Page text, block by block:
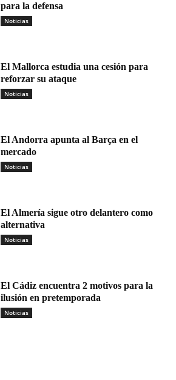
para la defensa
Noticias
El Mallorca estudia una cesión para
reforzar su ataque
Noticias
El Andorra apunta al Barça en el
mercado
Noticias
El Almería sigue otro delantero como
alternativa
Noticias
El Cádiz encuentra 2 motivos para la
ilusión en pretemporada
Noticias